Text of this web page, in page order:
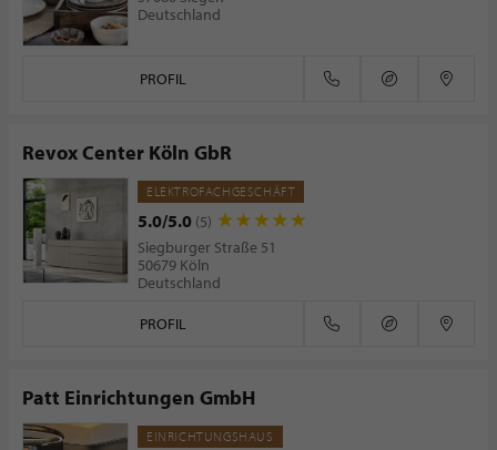
Deutschland
PROFIL
Revox Center Köln GbR
ELEKTROFACHGESCHÄFT
5.0/5.0 (5)
Siegburger Straße 51
50679 Köln
Deutschland
PROFIL
Patt Einrichtungen GmbH
EINRICHTUNGSHAUS